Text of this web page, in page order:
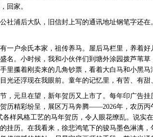
回家。
浦后大队，旧信封上写的通讯地址钢笔字还在
户余氏本家，祖传养马。屋后马栏里，养着好
名。小时候，我和小伙伴们到塘外涂园拨芦苇
里攥着刚卖来的几角钞票，看着大白马和小黑
光还浮现在我眼前。童年的记忆里，有苦、有甜
元旦在望，新年贺历又上市了。每年印广告挂
历精彩纷呈，展区万马奔腾——2026年，农历
各样风格工艺的马年贺历，令人眼花缭乱。说实
挂历。在我看来，徐悲鸿笔下的骏马墨色淋漓